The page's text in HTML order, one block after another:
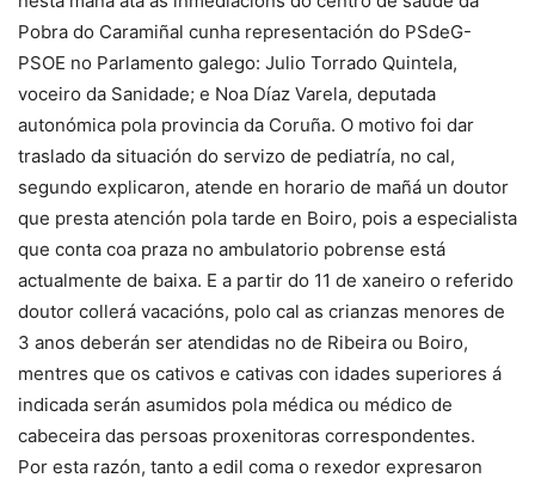
Pobra do Caramiñal cunha representación do PSdeG-
PSOE no Parlamento galego: Julio Torrado Quintela,
voceiro da Sanidade; e Noa Díaz Varela, deputada
autonómica pola provincia da Coruña. O motivo foi dar
traslado da situación do servizo de pediatría, no cal,
segundo explicaron, atende en horario de mañá un doutor
que presta atención pola tarde en Boiro, pois a especialista
que conta coa praza no ambulatorio pobrense está
actualmente de baixa. E a partir do 11 de xaneiro o referido
doutor collerá vacacións, polo cal as crianzas menores de
3 anos deberán ser atendidas no de Ribeira ou Boiro,
mentres que os cativos e cativas con idades superiores á
indicada serán asumidos pola médica ou médico de
cabeceira das persoas proxenitoras correspondentes.
Por esta razón, tanto a edil coma o rexedor expresaron